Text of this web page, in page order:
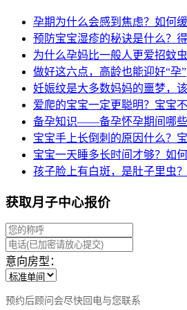
孕期为什么会感到焦虑？如何
预防宝宝湿疹的秘诀是什么？
为什么孕妈比一般人更爱招蚊虫
做好这六点，高龄也能迎好“孕”
妊娠纹是大多数妈妈的噩梦，
爱爬的宝宝一定更聪明？宝宝
备孕知识——备孕怀孕期间哪
宝宝手上长倒刺的原因什么？
宝宝一天睡多长时间才够？如
孩子脸上有白斑，是肚子里虫
获取月子中心报价
意向房型：
预约后顾问会尽快回电与您联系